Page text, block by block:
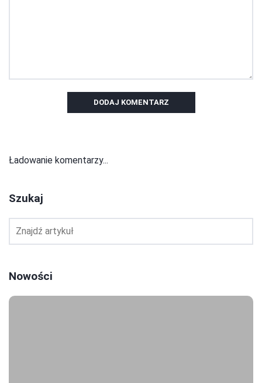
DODAJ KOMENTARZ
Ładowanie komentarzy...
Szukaj
Nowości